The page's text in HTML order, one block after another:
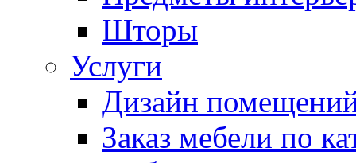
Шторы
Услуги
Дизайн
Заказ мебели по